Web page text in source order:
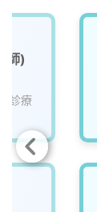
師)
診療